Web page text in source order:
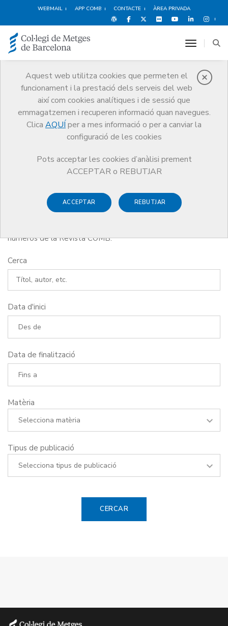
WEBMAIL APP COMB CONTACTE ÀREA PRIVADA
Aquest web utilitza cookies que permeten el
funcionament i la prestació dels serveis del web
així com cookies analítiques i de sessió que
emmagatzemen i recuperen informació quan navegues.
Clica AQUÍ per a mes informació o per a canviar la
configuració de les cookies
Pots acceptar les cookies d’anàlisi prement
ACCEPTAR o REBUTJAR
ACCEPTAR REBUTJAR
toggle
Cercador
Documental
Comunicació Cercador Documental
pel CoMB i les seves àrees, com ara documents de
posicionament, notes de la Comissió de Deontologia,
números de la Revista COMB.
Cerca
Data d'inici
Data de finalització
Matèria
Tipus de publicació